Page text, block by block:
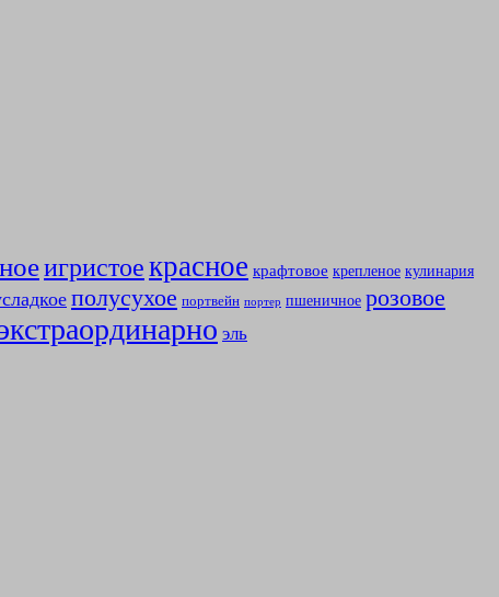
игристоекрасное крафтовое крепленое кулинария
полусухое портвейн портер пшеничное розовое
эль